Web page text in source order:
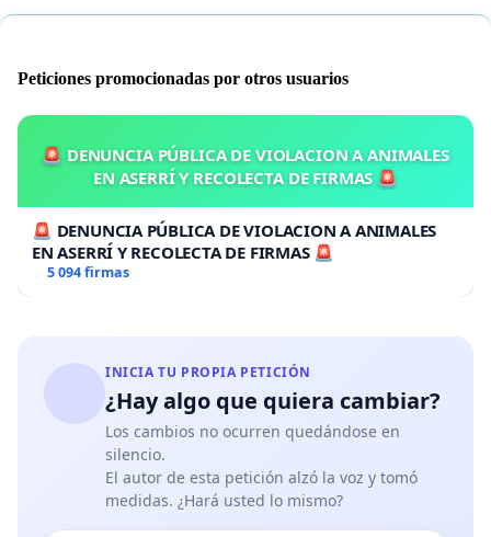
Peticiones promocionadas por otros usuarios
🚨 DENUNCIA PÚBLICA DE VIOLACION A ANIMALES
EN ASERRÍ Y RECOLECTA DE FIRMAS 🚨
🚨 DENUNCIA PÚBLICA DE VIOLACION A ANIMALES
EN ASERRÍ Y RECOLECTA DE FIRMAS 🚨
5 094 firmas
INICIA TU PROPIA PETICIÓN
¿Hay algo que quiera cambiar?
Los cambios no ocurren quedándose en
silencio.
El autor de esta petición alzó la voz y tomó
medidas. ¿Hará usted lo mismo?